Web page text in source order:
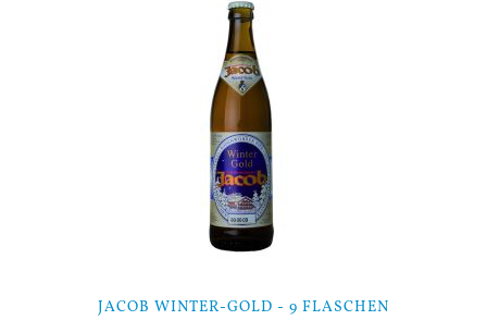
JACOB WINTER-GOLD - 9 FLASCHEN